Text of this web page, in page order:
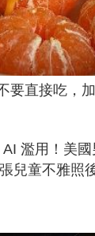
要直接吃，
濫用！美
兒童不雅照